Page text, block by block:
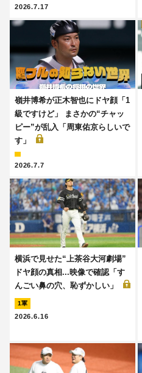
2026.7.17
嶺井博希が正木智也にドヤ顔「1
級ですけど」 まさかの“チャッ
ピー”が乱入「周東佑京らしいで
す」
2026.7.7
横浜で見せた“上茶谷大河劇場”
ドヤ顔の真相...映像で確認「す
んごい鼻の穴、恥ずかしい」
1軍
2026.6.16